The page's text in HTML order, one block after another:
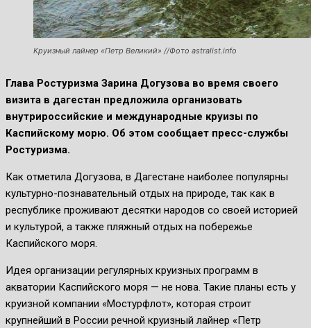
Круизный лайнер «Петр Великий» //Фото astralist.info
Глава Ростуризма Зарина Догузова во время своего
визита в дагестан предложила организовать
внутрироссийские и международные круизы по
Каспийскому морю. Об этом сообщает пресс-службы
Ростуризма.
Как отметила Догузова, в Дагестане наиболее популярны
культурно-познавательный отдых на природе, так как в
республике проживают десятки народов со своей историей
и культурой, а также пляжный отдых на побережье
Каспийского моря.
Идея организации регулярных круизных программ в
акватории Каспийского моря — не нова. Такие планы есть у
круизной компании «Мостурфлот», которая строит
крупнейший в России речной круизный лайнер «Петр